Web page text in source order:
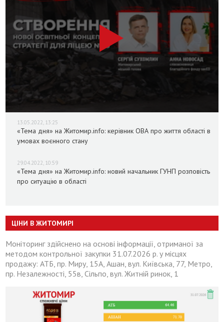
13.05.2022, 13:25
«Тема дня» на Житомир.info: керівник ОВА про життя області в
умовах воєнного стану
29.04.2022, 10:59
«Тема дня» на Житомир.info: новий начальник ГУНП розповість
про ситуацію в області
ЦІНИ В ЖИТОМИРІ
Моніторинг здійснено на основі інформації, отриманої за
методом контрольної закупки 31.07.2026 р. у місцях
продажу: АТБ, пр. Миру, 15А, Ашан, вул. Київська, 77, Метро,
пр. Незалежності, 55в, Сільпо, вул. Житній ринок, 1